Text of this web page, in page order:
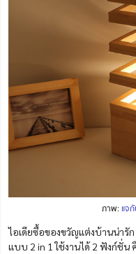
ภาพ: แจ
ไอเดียซื้อของขวัญแต่งบ้านน่ารั
แบบ 2 in 1 ใช้งานได้ 2 ฟังก์ชั่น